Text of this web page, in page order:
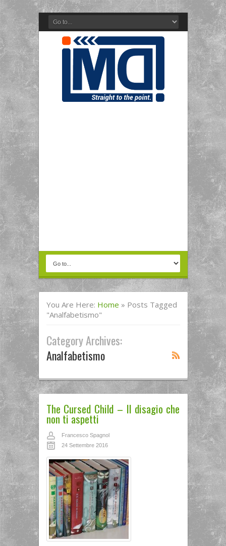
You Are Here: Home » Posts Tagged
"analfabetismo"
Category Archives:
Analfabetismo
The Cursed Child – Il disagio che
non ti aspetti
Francesco Spagnol
24 Settembre 2016